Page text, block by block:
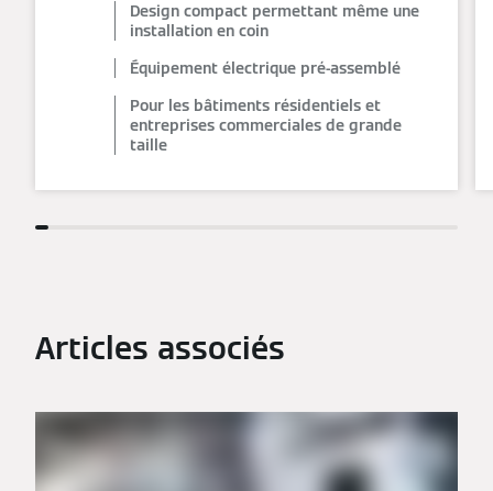
Design compact permettant même une
installation en coin
Équipement électrique pré-assemblé
Pour les bâtiments résidentiels et
entreprises commerciales de grande
taille
Articles associés